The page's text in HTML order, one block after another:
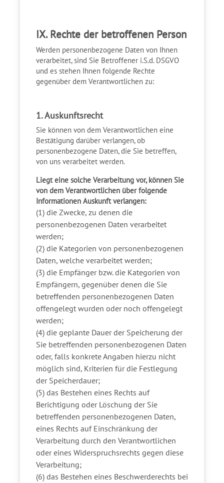
IX. Rechte der betroffenen Person
Werden personenbezogene Daten von Ihnen
verarbeitet, sind Sie Betroffener i.S.d. DSGVO
und es stehen Ihnen folgende Rechte
gegenüber dem Verantwortlichen zu:
1. Auskunftsrecht
Sie können von dem Verantwortlichen eine
Bestätigung darüber verlangen, ob
personenbezogene Daten, die Sie betreffen,
von uns verarbeitet werden.
Liegt eine solche Verarbeitung vor, können Sie
von dem Verantwortlichen über folgende
Informationen Auskunft verlangen:
(1) die Zwecke, zu denen die
personenbezogenen Daten verarbeitet
werden;
(2) die Kategorien von personenbezogenen
Daten, welche verarbeitet werden;
(3) die Empfänger bzw. die Kategorien von
Empfängern, gegenüber denen die Sie
betreffenden personenbezogenen Daten
offengelegt wurden oder noch offengelegt
werden;
(4) die geplante Dauer der Speicherung der
Sie betreffenden personenbezogenen Daten
oder, falls konkrete Angaben hierzu nicht
möglich sind, Kriterien für die Festlegung
der Speicherdauer;
(5) das Bestehen eines Rechts auf
Berichtigung oder Löschung der Sie
betreffenden personenbezogenen Daten,
eines Rechts auf Einschränkung der
Verarbeitung durch den Verantwortlichen
oder eines Widerspruchsrechts gegen diese
Verarbeitung;
(6) das Bestehen eines Beschwerderechts bei